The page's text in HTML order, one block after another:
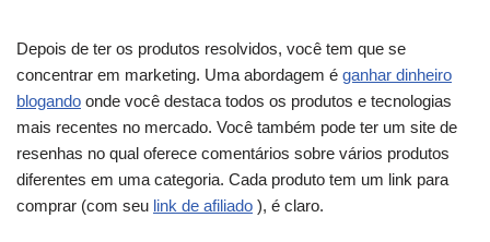
Depois de ter os produtos resolvidos, você tem que se
concentrar em marketing. Uma abordagem é ganhar dinheiro
blogando onde você destaca todos os produtos e tecnologias
mais recentes no mercado. Você também pode ter um site de
resenhas no qual oferece comentários sobre vários produtos
diferentes em uma categoria. Cada produto tem um link para
comprar (com seu link de afiliado ), é claro.